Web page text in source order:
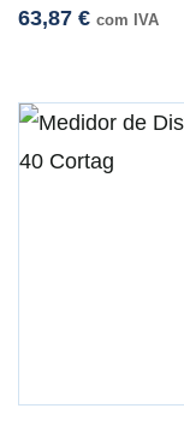
63,87 € com IVA